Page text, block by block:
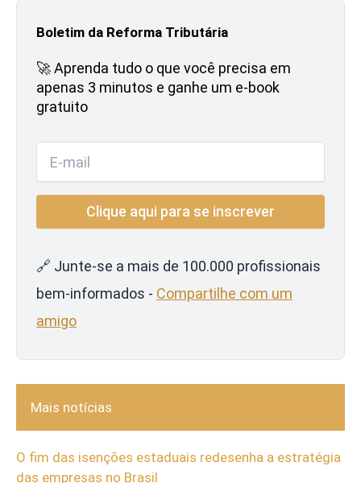
Boletim da Reforma Tributária
🚀 Aprenda tudo o que você precisa em
apenas 3 minutos e ganhe um e-book
gratuito
🔗 Junte-se a mais de 100.000 profissionais
bem-informados - Compartilhe com um
amigo
Mais notícias
O fim das isenções estaduais redesenha a estratégia
das empresas no Brasil